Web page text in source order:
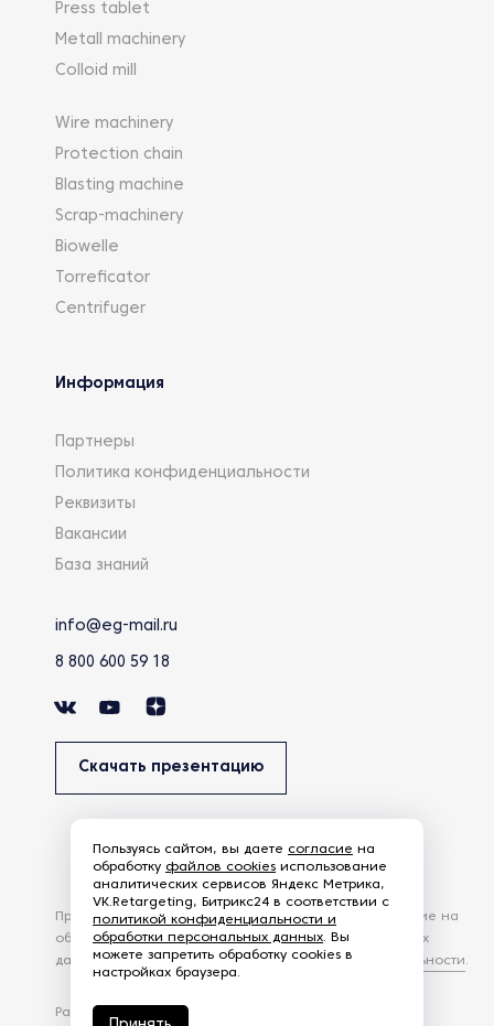
Press tablet
Metall machinery
Colloid mill
Wire machinery
Protection chain
Blasting machine
Scrap-machinery
Biowelle
Torreficator
Centrifuger
Информация
Партнеры
Политика конфиденциальности
Реквизиты
Вакансии
База знаний
info@eg-mail.ru
8 800 600 59 18
Скачать презентацию
Разработка сайта —
Продолжая использовать наш сайт, вы даете согласие на
обработку файлов Cookies и других пользовательских
данных, в соответствии сПолитикой конфиденциальности.
Пользуясь сайтом, вы даете согласие на
обработку файлов cookies использование
аналитических сервисов Яндекс Метрика,
VK.Retargeting, Битрикс24 в соответствии с
политикой конфиденциальности и
обработки персональных данных. Вы
можете запретить обработку cookies в
настройках браузера.